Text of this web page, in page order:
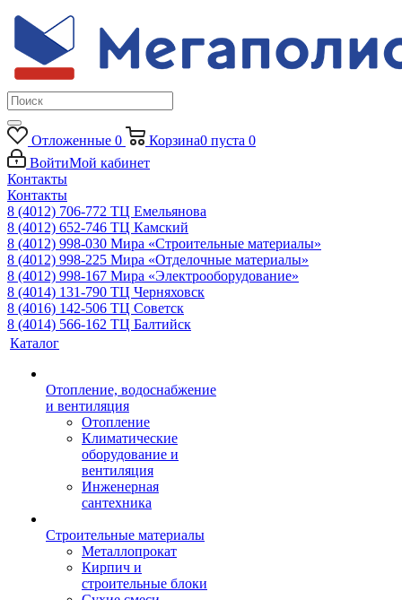
Отложенные 0 Корзина0 пуста 0
ВойтиМой кабинет
Контакты
Контакты
8 (4012) 706-772 ТЦ Емельянова
8 (4012) 652-746 ТЦ Камский
8 (4012) 998-030 Мира «Строительные материалы»
8 (4012) 998-225 Мира «Отделочные материалы»
8 (4012) 998-167 Мира «Электрооборудование»
8 (4014) 131-790 ТЦ Черняховск
8 (4016) 142-506 ТЦ Советск
8 (4014) 566-162 ТЦ Балтийск
Каталог
Отопление, водоснабжение
и вентиляция
Отопление
Климатические
оборудование и
вентиляция
Инженерная
сантехника
Строительные материалы
Металлопрокат
Кирпич и
строительные блоки